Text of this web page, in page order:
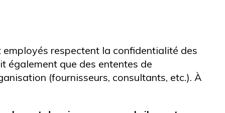
respectent la confidentialité des
également que des ententes de
(fournisseurs, consultants, etc.). À